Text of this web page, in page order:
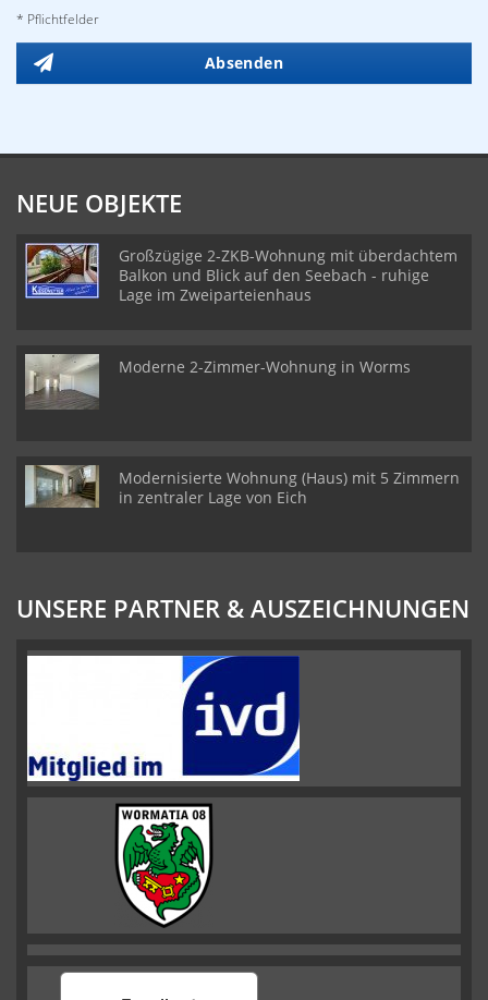
* Pflichtfelder
Absenden
NEUE OBJEKTE
Großzügige 2-ZKB-Wohnung mit überdachtem
Balkon und Blick auf den Seebach - ruhige
Lage im Zweiparteienhaus
Moderne 2-Zimmer-Wohnung in Worms
Modernisierte Wohnung (Haus) mit 5 Zimmern
in zentraler Lage von Eich
UNSERE PARTNER & AUSZEICHNUNGEN